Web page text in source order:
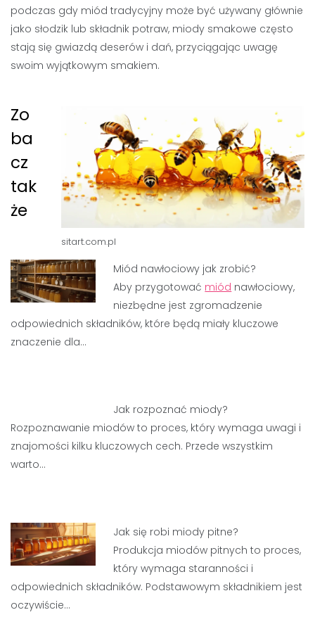
podczas gdy miód tradycyjny może być używany głównie
jako słodzik lub składnik potraw, miody smakowe często
stają się gwiazdą deserów i dań, przyciągając uwagę
swoim wyjątkowym smakiem.
sitart.com.pl
Zo
ba
cz
tak
że
Miód nawłociowy jak zrobić?
Aby przygotować miód nawłociowy,
niezbędne jest zgromadzenie
odpowiednich składników, które będą miały kluczowe
znaczenie dla…
Jak rozpoznać miody?
Rozpoznawanie miodów to proces, który wymaga uwagi i
znajomości kilku kluczowych cech. Przede wszystkim
warto…
Jak się robi miody pitne?
Produkcja miodów pitnych to proces,
który wymaga staranności i
odpowiednich składników. Podstawowym składnikiem jest
oczywiście…